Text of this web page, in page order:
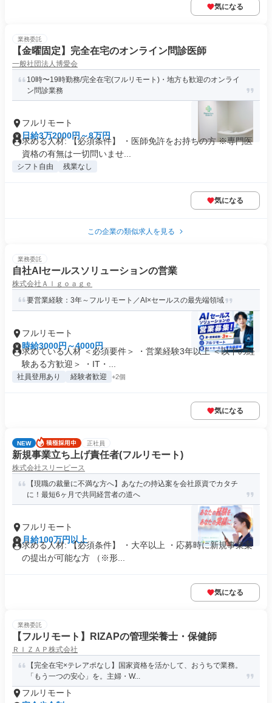
気になる
業務委託
【金曜固定】完全在宅のオンライン問診医師
一般社団法人博愛会
10時〜19時勤務/完全在宅(フルリモート)・地方も歓迎のオンライ
ン問診業務
フルリモート
日給3万2000円～8万円
求める人材: 【必須条件】 ・医師免許をお持ちの方 ※専門医
資格の有無は一切問いませ...
シフト自由 残業なし
気になる
この企業の類似求人を見る
業務委託
自社AIセールスソリューションの営業
株式会社Ａｌｇｏａｇｅ
要営業経験：3年～フルリモート／AI×セールスの最先端領域
フルリモート
時給3000円～4000円
求めている人材 ＜必須要件＞ ・営業経験3年以上 ＜以下の経
験ある方歓迎＞ ・IT・...
社員登用あり 経験者歓迎 +2個
気になる
NEW 正社員
新規事業立ち上げ責任者(フルリモート)
株式会社スリーピース
【現職の裁量に不満な方へ】あなたの持込案を会社原資でカタチ
に！最短6ヶ月で共同経営者の道へ
フルリモート
月給100万円以上
求める人材: 【必須条件】 ・大卒以上 ・応募時に新規事業案
の提出が可能な方 （※形...
気になる
業務委託
【フルリモート】RIZAPの管理栄養士・保健師
ＲＩＺＡＰ株式会社
【完全在宅×テレアポなし】国家資格を活かして、おうちで業務。
「もう一つの安心」を。主婦・W...
フルリモート